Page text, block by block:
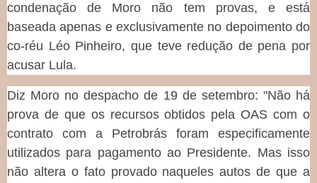
condenação de Moro não tem provas, e está
baseada apenas e exclusivamente no depoimento do
co-réu Léo Pinheiro, que teve redução de pena por
acusar Lula.
Diz Moro no despacho de 19 de setembro: "Não há
prova de que os recursos obtidos pela OAS com o
contrato com a Petrobrás foram especificamente
utilizados para pagamento ao Presidente. Mas isso
não altera o fato provado naqueles autos de que a